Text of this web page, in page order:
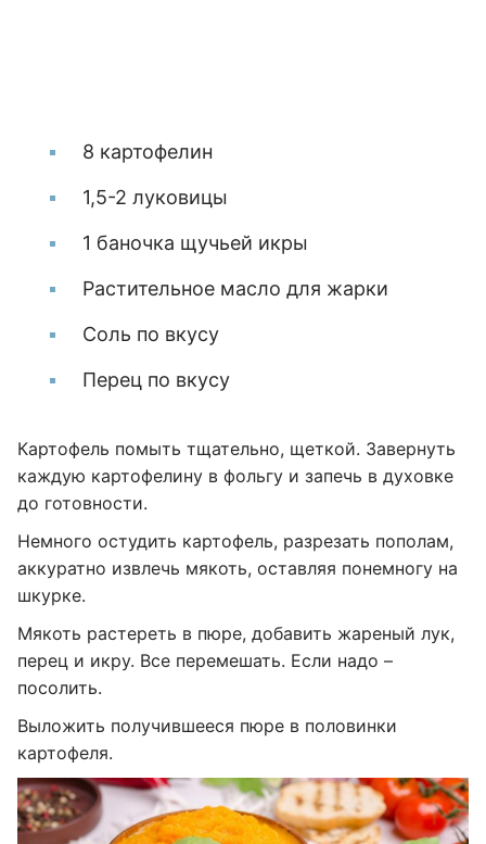
8 картофелин
1,5-2 луковицы
1 баночка щучьей икры
Растительное масло для жарки
Соль по вкусу
Перец по вкусу
Картофель помыть тщательно, щеткой. Завернуть
каждую картофелину в фольгу и запечь в духовке
до готовности.
Немного остудить картофель, разрезать пополам,
аккуратно извлечь мякоть, оставляя понемногу на
шкурке.
Мякоть растереть в пюре, добавить жареный лук,
перец и икру. Все перемешать. Если надо –
посолить.
Выложить получившееся пюре в половинки
картофеля.